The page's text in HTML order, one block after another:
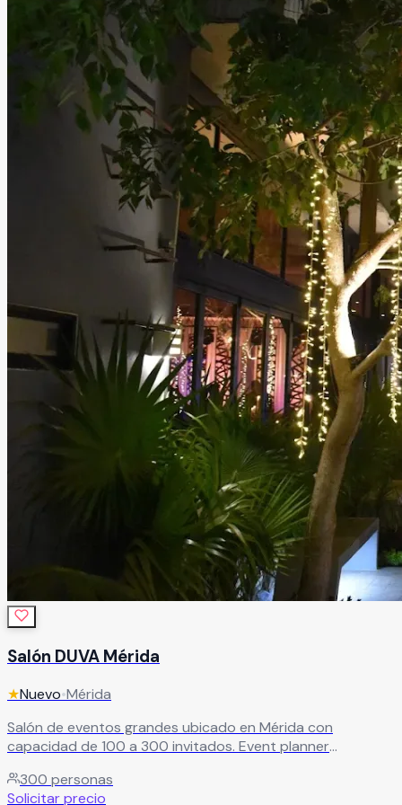
Salón DUVA Mérida
★Nuevo•Mérida
Salón de eventos grandes ubicado en Mérida con
capacidad de 100 a 300 invitados. Event planner
incluidos.Leer más
300 personas
Solicitar precio